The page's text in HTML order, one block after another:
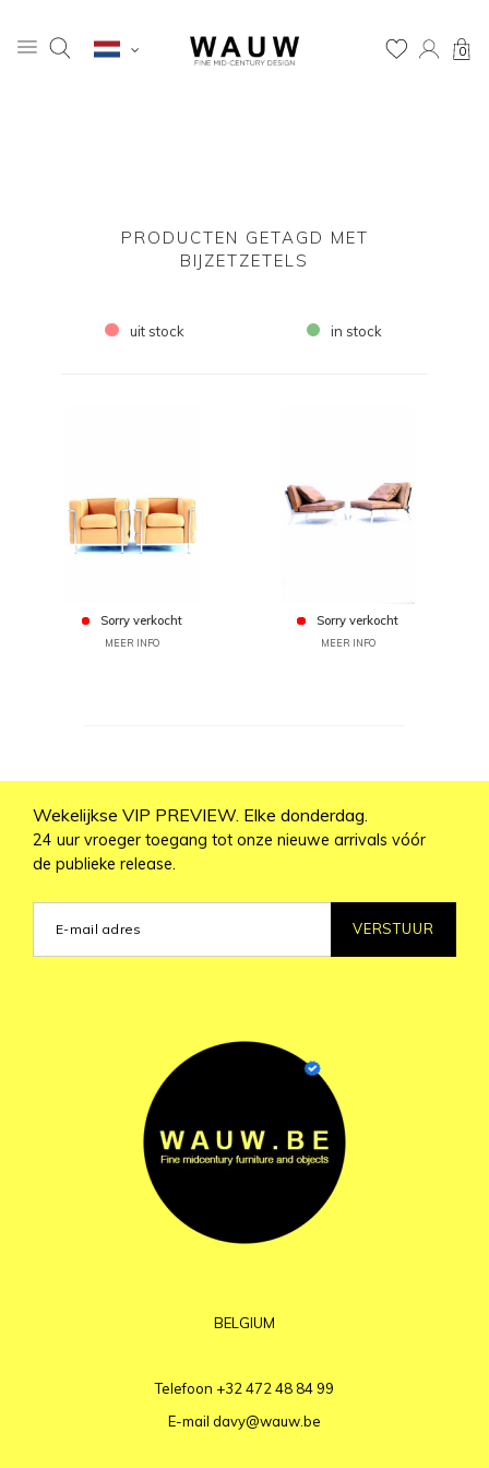
0
PRODUCTEN GETAGD MET
BIJZETZETELS
uit stock in stock
Sorry verkocht
MEER INFO
Sorry verkocht
MEER INFO
Wekelijkse VIP PREVIEW. Elke donderdag.
24 uur vroeger toegang tot onze nieuwe arrivals vóór
de publieke release.
VERSTUUR
BELGIUM
Telefoon +32 472 48 84 99
E-mail davy@wauw.be